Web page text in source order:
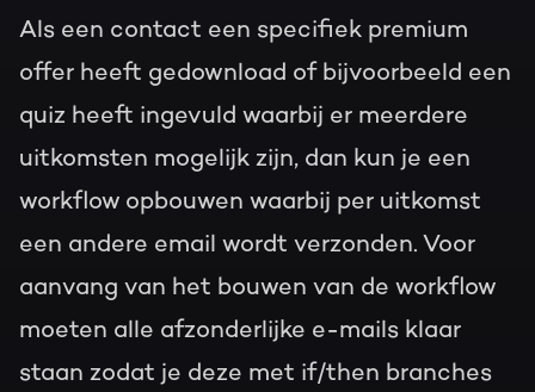
Als een contact een specifiek premium
offer heeft gedownload of bijvoorbeeld een
quiz heeft ingevuld waarbij er meerdere
uitkomsten mogelijk zijn, dan kun je een
workflow opbouwen waarbij per uitkomst
een andere email wordt verzonden. Voor
aanvang van het bouwen van de workflow
moeten alle afzonderlijke e-mails klaar
staan zodat je deze met if/then branches